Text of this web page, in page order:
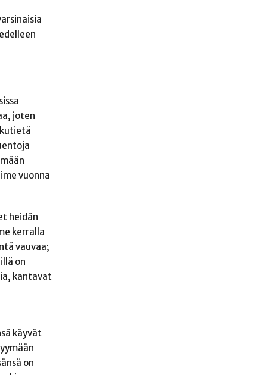
joten
vuonna
heidän
kerralla
vauvaa;
on
kantavat
käyvät
on